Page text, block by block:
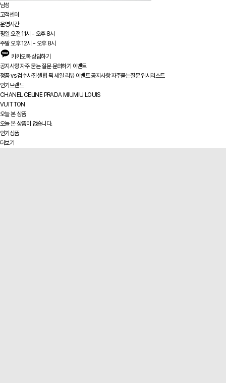
남성
고객센터
운영시간
평일 오전 11시 - 오후 8시
주말 오후 12시 - 오후 8시
카카오톡 상담하기
공지사항자주 묻는 질문문의하기 이벤트
정품 vs검수사진셀럽 픽 세일 리뷰 이벤트공지사항 자주묻는질문위시리스트
인기브랜드
CHANEL CELINE PRADA MIUMIU LOUIS
VUITTON
오늘 본 상품
오늘 본 상품이 없습니다.
인기상품
더보기